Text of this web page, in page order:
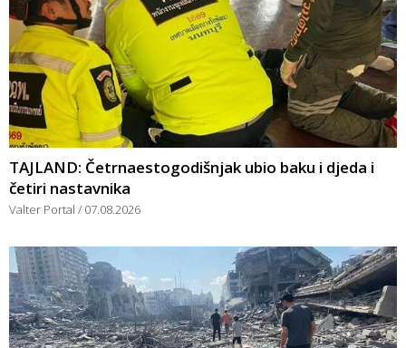
TAJLAND: Četrnaestogodišnjak ubio baku i djeda i
četiri nastavnika
Valter Portal 07.08.2026